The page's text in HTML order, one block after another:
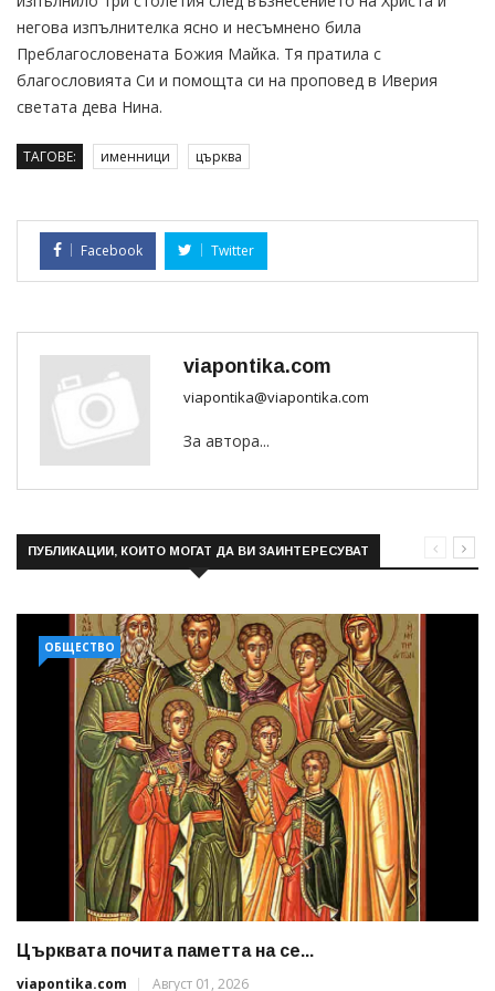
негова изпълнителка ясно и несъмнено била
Преблагословената Божия Майка. Тя пратила с
благословията Си и помощта си на проповед в Иверия
светата дева Нина.
ТАГОВЕ: именници църква
Facebook Twitter
viapontika.com
viapontika@viapontika.com
За автора...
ПУБЛИКАЦИИ, КОИТО МОГАТ ДА ВИ ЗАИНТЕРЕСУВАТ
ОБЩЕСТВО
Църквата почита паметта на се...
viapontika.com
Август 01, 2026